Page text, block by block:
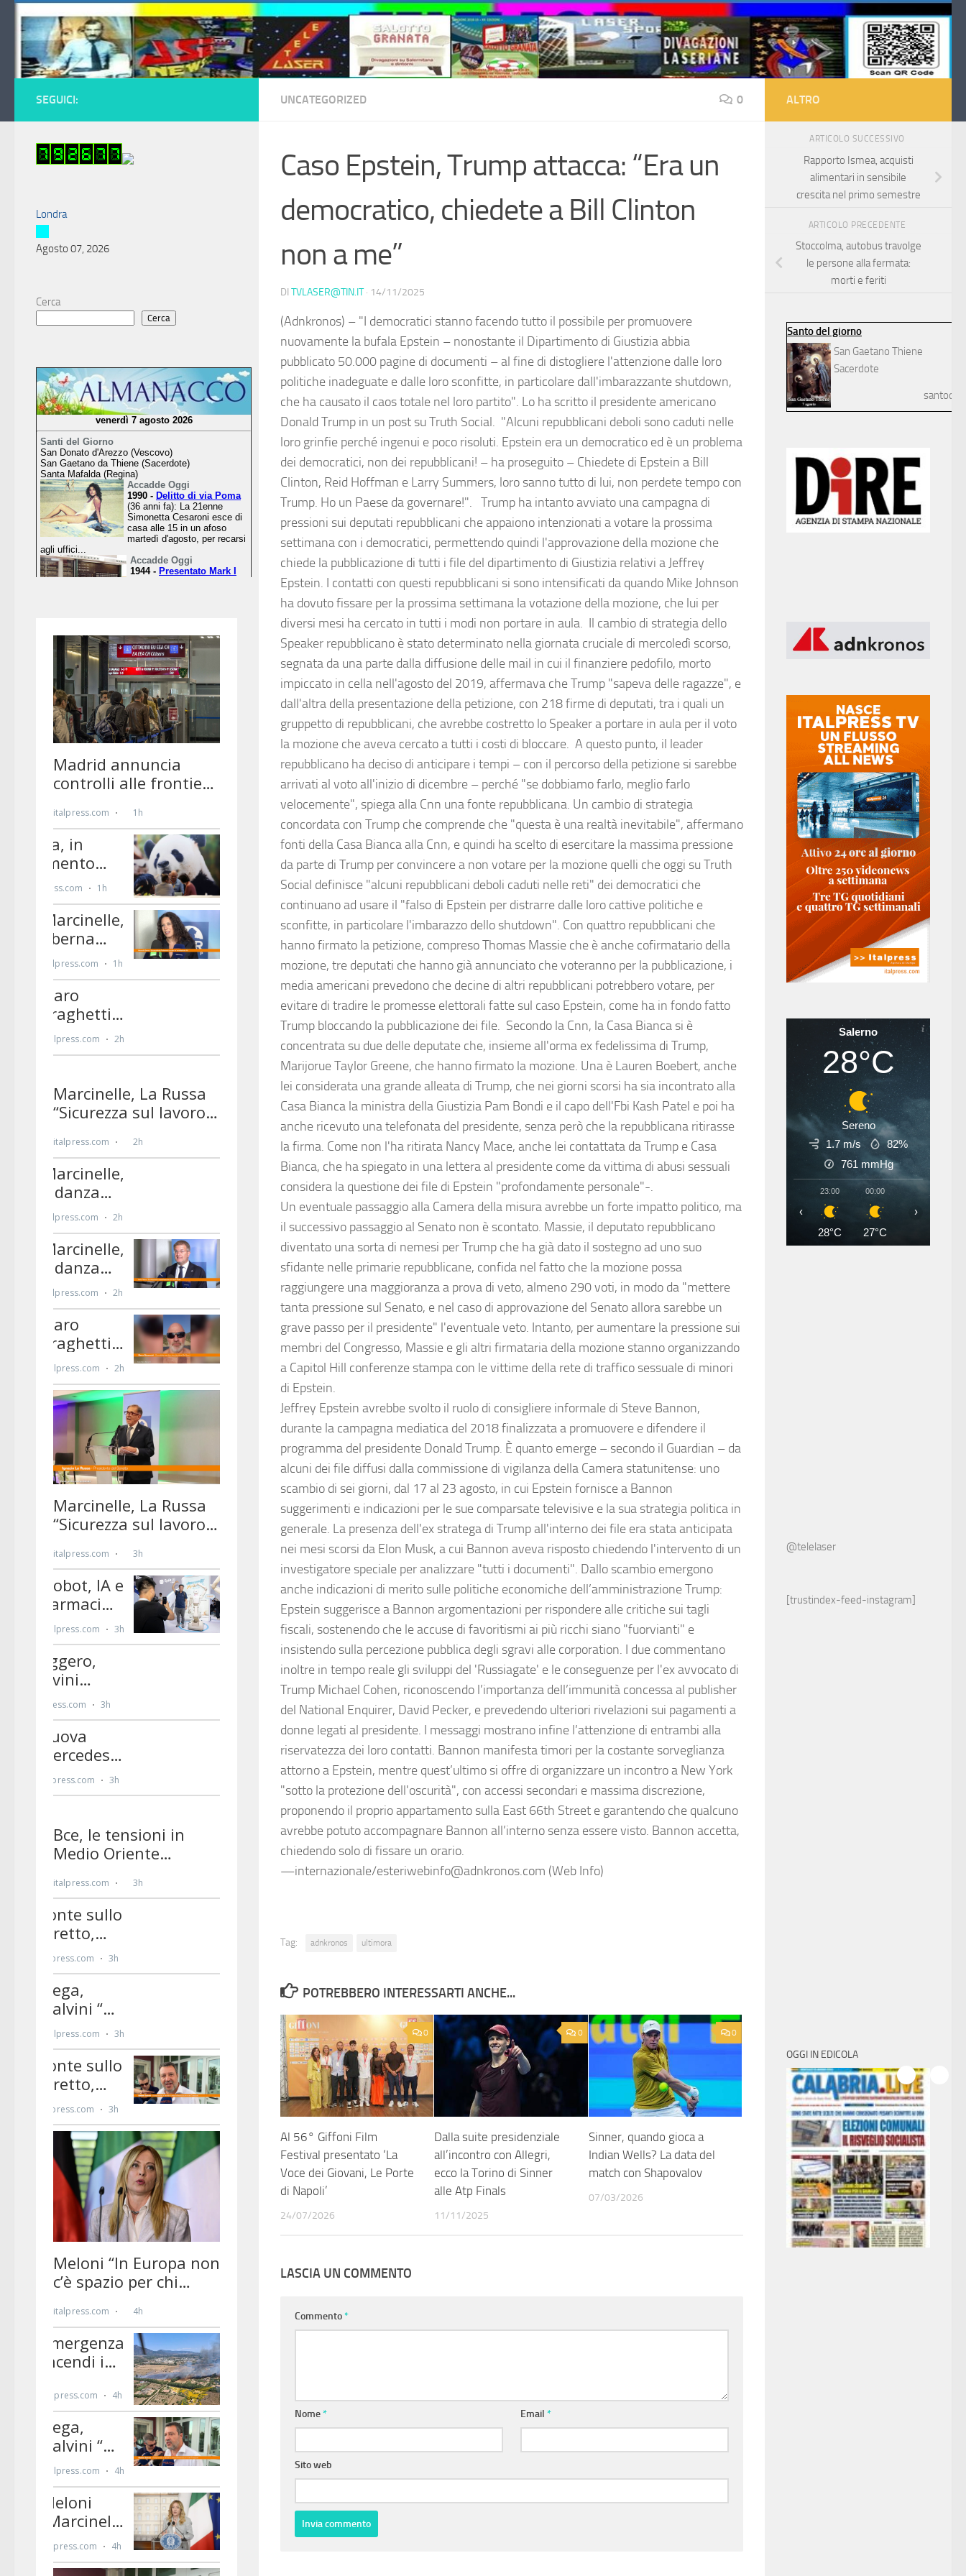
Salta al contenuto
UNCATEGORIZED 0
Caso Epstein, Trump attacca: “Era un
democratico, chiedete a Bill Clinton
non a me”
DI TVLASER@TIN.IT · 14/11/2025
(Adnkronos) – "I democratici stanno facendo tutto il possibile per promuovere
nuovamente la bufala Epstein – nonostante il Dipartimento di Giustizia abbia
pubblicato 50.000 pagine di documenti – al fine di distogliere l'attenzione dalle loro
politiche inadeguate e dalle loro sconfitte, in particolare dall'imbarazzante shutdown,
che ha causato il caos totale nel loro partito". Lo ha scritto il presidente americano
Donald Trump in un post su Truth Social. "Alcuni repubblicani deboli sono caduti nelle
loro grinfie perché ingenui e poco risoluti. Epstein era un democratico ed è un problema
dei democratici, non dei repubblicani! – ha proseguito – Chiedete di Epstein a Bill
Clinton, Reid Hoffman e Larry Summers, loro sanno tutto di lui, non perdete tempo con
Trump. Ho un Paese da governare!". Trump ha intanto avviato una campagna di
pressioni sui deputati repubblicani che appaiono intenzionati a votare la prossima
settimana con i democratici, permettendo quindi l'approvazione della mozione che
chiede la pubblicazione di tutti i file del dipartimento di Giustizia relativi a Jeffrey
Epstein. I contatti con questi repubblicani si sono intensificati da quando Mike Johnson
ha dovuto fissare per la prossima settimana la votazione della mozione, che lui per
diversi mesi ha cercato in tutti i modi non portare in aula. Il cambio di strategia dello
Speaker repubblicano è stato determinato nella giornata cruciale di mercoledì scorso,
segnata da una parte dalla diffusione delle mail in cui il finanziere pedofilo, morto
impiccato in cella nell'agosto del 2019, affermava che Trump "sapeva delle ragazze", e
dall'altra della presentazione della petizione, con 218 firme di deputati, tra i quali un
gruppetto di repubblicani, che avrebbe costretto lo Speaker a portare in aula per il voto
la mozione che aveva cercato a tutti i costi di bloccare. A questo punto, il leader
repubblicano ha deciso di anticipare i tempi – con il percorso della petizione si sarebbe
arrivati al voto all'inizio di dicembre – perché "se dobbiamo farlo, meglio farlo
velocemente", spiega alla Cnn una fonte repubblicana. Un cambio di strategia
concordata con Trump che comprende che "questa è una realtà inevitabile", affermano
fonti della Casa Bianca alla Cnn, e quindi ha scelto di esercitare la massima pressione
da parte di Trump per convincere a non votare per la mozione quelli che oggi su Truth
Social definisce "alcuni repubblicani deboli caduti nelle reti" dei democratici che
continuano ad usare il "falso di Epstein per distrarre dalle loro cattive politiche e
sconfitte, in particolare l'imbarazzo dello shutdown". Con quattro repubblicani che
hanno firmato la petizione, compreso Thomas Massie che è anche cofirmatario della
mozione, tre deputati che hanno già annunciato che voteranno per la pubblicazione, i
media americani prevedono che decine di altri repubblicani potrebbero votare, per
evitare di tradire le promesse elettorali fatte sul caso Epstein, come ha in fondo fatto
Trump bloccando la pubblicazione dei file. Secondo la Cnn, la Casa Bianca si è
concentrata su due delle deputate che, insieme all'orma ex fedelissima di Trump,
Marijorue Taylor Greene, che hanno firmato la mozione. Una è Lauren Boebert, anche
lei considerata una grande alleata di Trump, che nei giorni scorsi ha sia incontrato alla
Casa Bianca la ministra della Giustizia Pam Bondi e il capo dell'Fbi Kash Patel e poi ha
anche ricevuto una telefonata del presidente, senza però che la repubblicana ritirasse
la firma. Come non l'ha ritirata Nancy Mace, anche lei contattata da Trump e Casa
Bianca, che ha spiegato in una lettera al presidente come da vittima di abusi sessuali
considera la questione dei file di Epstein "profondamente personale"-.
Un eventuale passaggio alla Camera della misura avrebbe un forte impatto politico, ma
il successivo passaggio al Senato non è scontato. Massie, il deputato repubblicano
diventato una sorta di nemesi per Trump che ha già dato il sostegno ad uno suo
sfidante nelle primarie repubblicane, confida nel fatto che la mozione possa
raggiungere una maggioranza a prova di veto, almeno 290 voti, in modo da "mettere
tanta pressione sul Senato, e nel caso di approvazione del Senato allora sarebbe un
grave passo per il presidente" l'eventuale veto. Intanto, per aumentare la pressione sui
membri del Congresso, Massie e gli altri firmataria della mozione stanno organizzando
a Capitol Hill conferenze stampa con le vittime della rete di traffico sessuale di minori
di Epstein.
Jeffrey Epstein avrebbe svolto il ruolo di consigliere informale di Steve Bannon,
durante la campagna mediatica del 2018 finalizzata a promuovere e difendere il
programma del presidente Donald Trump. È quanto emerge – secondo il Guardian – da
alcuni dei file diffusi dalla commissione di vigilanza della Camera statunitense: uno
scambio di sei giorni, dal 17 al 23 agosto, in cui Epstein fornisce a Bannon
suggerimenti e indicazioni per le sue comparsate televisive e la sua strategia politica in
generale. La presenza dell'ex stratega di Trump all'interno dei file era stata anticipata
nei mesi scorsi da Elon Musk, a cui Bannon aveva risposto chiedendo l'intervento di un
investigatore speciale per analizzare "tutti i documenti". Dallo scambio emergono
anche indicazioni di merito sulle politiche economiche dell’amministrazione Trump:
Epstein suggerisce a Bannon argomentazioni per rispondere alle critiche sui tagli
fiscali, sostenendo che le accuse di favoritismi ai più ricchi siano "fuorvianti" e
insistendo sulla percezione pubblica degli sgravi alle corporation. I due commentano
inoltre in tempo reale gli sviluppi del 'Russiagate' e le conseguenze per l'ex avvocato di
Trump Michael Cohen, riconoscendo l’importanza dell’immunità concessa al publisher
del National Enquirer, David Pecker, e prevedendo ulteriori rivelazioni sui pagamenti a
donne legati al presidente. I messaggi mostrano infine l’attenzione di entrambi alla
riservatezza dei loro contatti. Bannon manifesta timori per la costante sorveglianza
attorno a Epstein, mentre quest’ultimo si offre di organizzare un incontro a New York
"sotto la protezione dell'oscurità", con accessi secondari e massima discrezione,
proponendo il proprio appartamento sulla East 66th Street e garantendo che qualcuno
avrebbe potuto accompagnare Bannon all’interno senza essere visto. Bannon accetta,
chiedendo solo di fissare un orario.
—internazionale/esteriwebinfo@adnkronos.com (Web Info)
Tag: adnkronos ultimora
POTREBBERO INTERESSARTI ANCHE...
0
Al 56° Giffoni Film
Festival presentato ‘La
Voce dei Giovani, Le Porte
di Napoli’
24/07/2026
0
Dalla suite presidenziale
all’incontro con Allegri,
ecco la Torino di Sinner
alle Atp Finals
11/11/2025
0
Sinner, quando gioca a
Indian Wells? La data del
match con Shapovalov
07/03/2026
LASCIA UN COMMENTO
Commento*
Nome* Email*
Sito web
SEGUICI:
Londra
Agosto 07, 2026
Cerca
Cerca
ALTRO
ARTICOLO SUCCESSIVO
Rapporto Ismea, acquisti
alimentari in sensibile
crescita nel primo semestre
ARTICOLO PRECEDENTE
Stoccolma, autobus travolge
le persone alla fermata:
morti e feriti
Santo del giorno
San Gaetano Thiene
Sacerdote
Salerno
28°C
Sereno
1.7 m/s
82%
761 mmHg
23:00
28°C
00:00
27°C
‹ ›
@telelaser
[trustindex-feed-instagram]
OGGI IN EDICOLA